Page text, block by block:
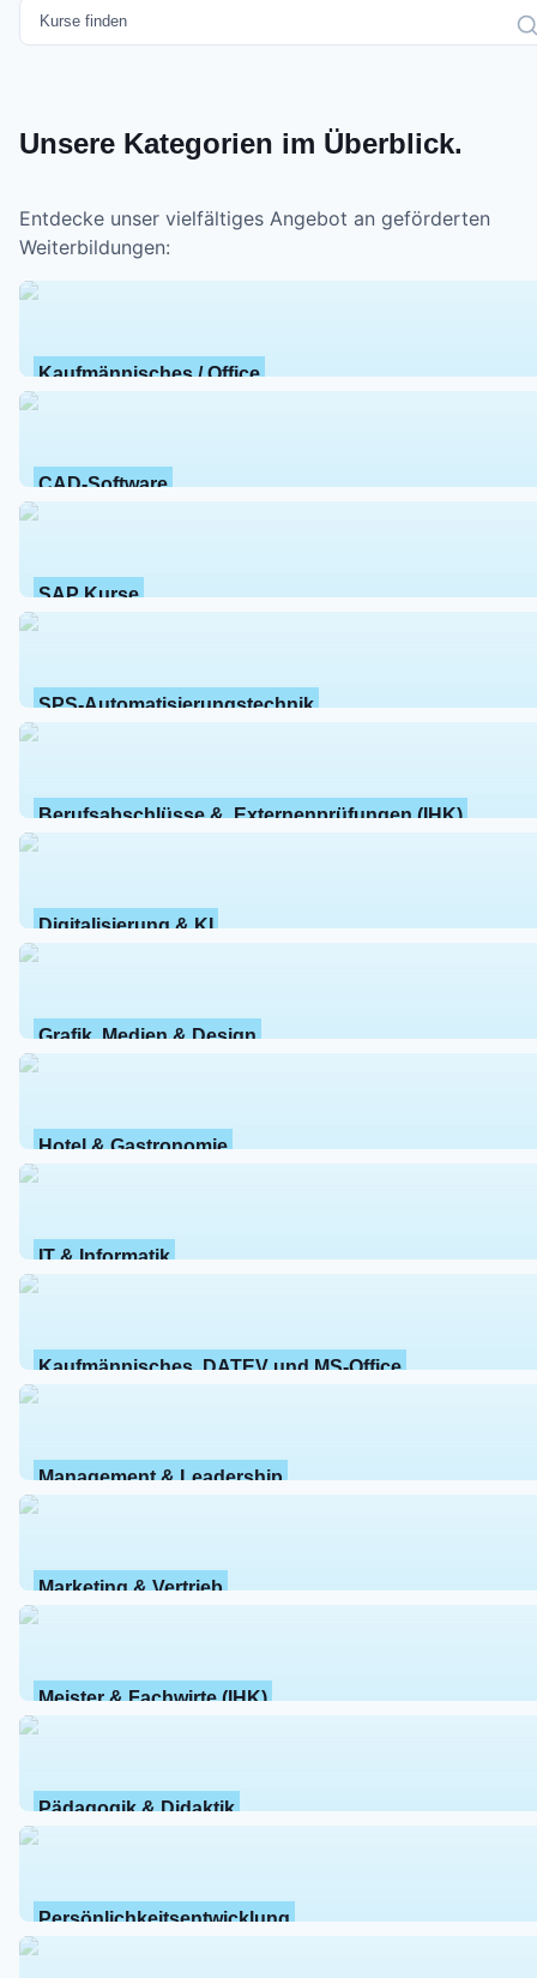
Unsere Kategorien im Überblick.
Entdecke unser vielfältiges Angebot an geförderten
Weiterbildungen:
Kaufmännisches / Office
CAD-Software
SAP Kurse
SPS-Automatisierungstechnik
Berufsabschlüsse &  Externenprüfungen (IHK)
Digitalisierung & KI
Grafik, Medien & Design
Hotel & Gastronomie
IT & Informatik
Kaufmännisches, DATEV und MS-Office
Management & Leadership
Marketing & Vertrieb
Meister & Fachwirte (IHK)
Pädagogik & Didaktik
Persönlichkeitsentwicklung